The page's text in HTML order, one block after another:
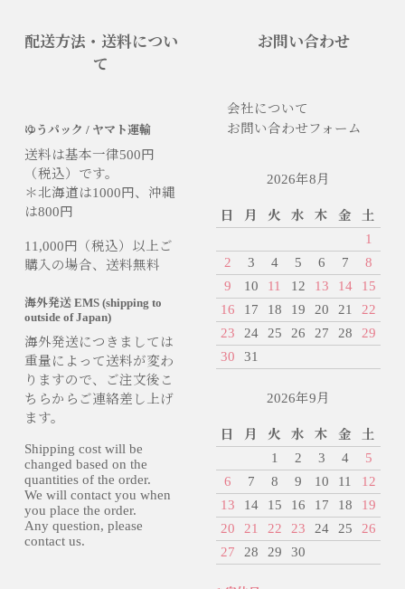
配送方法・送料につい
て
ゆうパック / ヤマト運輸
送料は基本一律500円
（税込）です。
＊北海道は1000円、沖縄
は800円
11,000円（税込）以上ご
購入の場合、送料無料
海外発送 EMS (shipping to
outside of Japan)
海外発送につきましては
重量によって送料が変わ
りますので、ご注文後こ
ちらからご連絡差し上げ
ます。
Shipping cost will be
changed based on the
quantities of the order.
We will contact you when
you place the order.
Any question, please
contact us.
お問い合わせ
会社について
お問い合わせフォーム
2026年8月
日 月 火 水 木 金
土
1
2
3 4 5 6 7
8
9
10 11 12 13 14
15
16
17 18 19 20 21
22
23
24 25 26 27 28
29
30
31
2026年9月
日 月 火 水 木 金
土
1
2 3 4
5
6
7 8 9 10 11
12
13
14 15 16 17 18
19
20
21 22 23 24 25
26
27
28 29 30